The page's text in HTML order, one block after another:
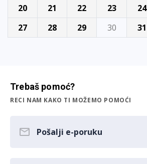
20
21 22 23 24
27
28 29 30 31
Trebaš pomoć?
RECI NAM KAKO TI MOŽEMO POMOĆI
Pošalji e-poruku